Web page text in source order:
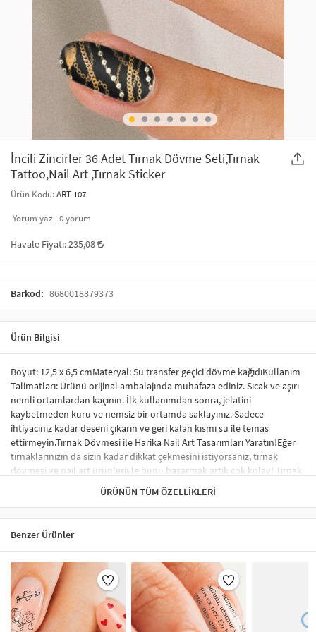
GELİN / DÜĞÜN AKSESUARLARI
TELEFON ASKISI
ŞAL VE FULAR
ODA KOKUSU VE MUM
YILBAŞI ÜRÜNLERİ
KULLAN AT TABAK BARDAK SETİ
İncili Zincirler 36 Adet Tırnak Dövme Seti,Tırnak
Tattoo,Nail Art ,Tırnak Sticker
Ürün Kodu:ART-107
Yorum yaz | 0yorum
Havale Fiyatı:235,08
Barkod: 8680018879373
Ürün Bilgisi
Boyut: 12,5 x 6,5 cmMateryal: Su transfer geçici dövme kağıdıKullanım
Talimatları: Ürünü orijinal ambalajında muhafaza ediniz. Sıcak ve aşırı
nemli ortamlardan kaçının. İlk kullanımdan sonra, jelatini
kaybetmeden kuru ve nemsiz bir ortamda saklayınız. Sadece
ihtiyacınız kadar deseni çıkarın ve geri kalan kısmı su ile temas
ettirmeyin.Tırnak Dövmesi ile Harika Nail Art Tasarımları Yaratın!Eğer
tırnaklarınızın da sizin kadar dikkat çekmesini istiyorsanız, tırnak
dövmesi ve nail art ürünleriyle bunu başarmak artık çok kolay! Tırnak
sticker ve su transfer dövmesi kullanarak tırnaklarınıza benzersiz
tasarımlar yapabilir, profesyonel bir görünüm elde edebilirsiniz.
nail-art malzemesi gerektirmez. İstediğiniz desen ve modelleri rahatça
uygulayabilirsiniz.Tırnak Sticker Nedir?Tırnak stickerları, tırnakları
süslemek için özel olarak tasarlanmış renkli, küçük desenlerdir.
Uygulama süreci oldukça basittir ve şık bir tırnak süsleme sonucu elde
etmenizi sağlar. Tırnak sticker çeşitleri arasında; tırnağın tamamını
kaplayan, tek renk oje görünümü verenler ve minik şekillerle süslenen
modeller yer almaktadır. Ayrıca, çiçek, karikatür figürleri ve hayvan
desenleri gibi çok çeşitli seçenekler de mevcuttur.Tırnak Sticker Nasıl
ÜRÜNÜN TÜM ÖZELLIKLERI
Benzer Ürünler